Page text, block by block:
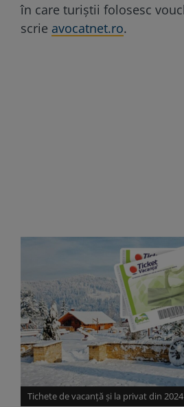
în care turiștii folosesc
scrie avocatnet.ro.
Tichete de vacanţă şi la privat din 2024